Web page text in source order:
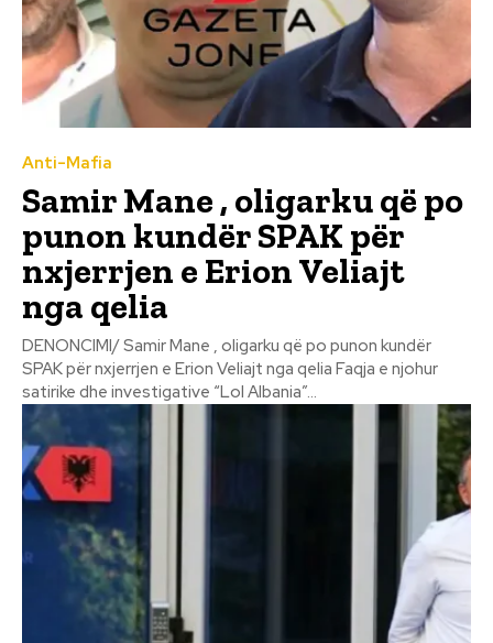
Anti-Mafia
Samir Mane , oligarku që po
punon kundër SPAK për
nxjerrjen e Erion Veliajt
nga qelia
DENONCIMI/ Samir Mane , oligarku që po punon kundër
SPAK për nxjerrjen e Erion Veliajt nga qelia Faqja e njohur
satirike dhe investigative “Lol Albania”...